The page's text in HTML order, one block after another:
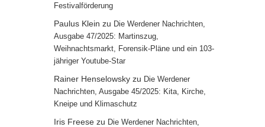
Festivalförderung
Paulus Klein zu Die Werdener Nachrichten,
Ausgabe 47/2025: Martinszug,
Weihnachtsmarkt, Forensik-Pläne und ein 103-
jähriger Youtube-Star
Rainer Henselowsky zu Die Werdener
Nachrichten, Ausgabe 45/2025: Kita, Kirche,
Kneipe und Klimaschutz
Iris Freese zu Die Werdener Nachrichten,